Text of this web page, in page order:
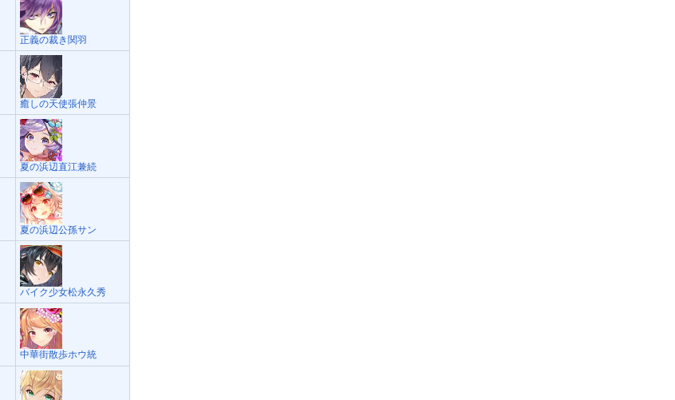
正義の裁き関羽
癒しの天使張仲景
夏の浜辺直江兼続
夏の浜辺公孫サン
バイク少女松永久秀
中華街散歩ホウ統